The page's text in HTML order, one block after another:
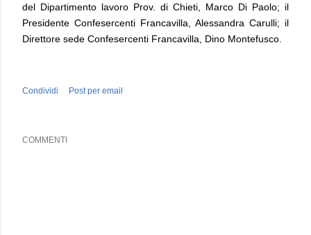
del Dipartimento lavoro Prov. di Chieti, Marco Di Paolo; il
Presidente Confesercenti Francavilla, Alessandra Carulli; il
Direttore sede Confesercenti Francavilla, Dino Montefusco.
Condividi Post per email
COMMENTI